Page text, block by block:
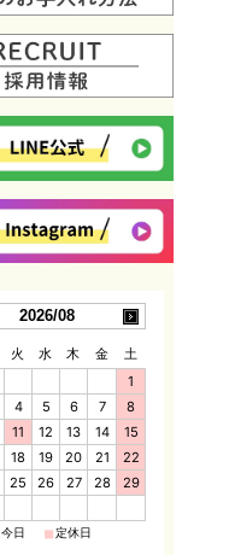
2026/08
火 水 木 金
土
1
4 5 6 7
8
11 12 13 14
15
18 19 20 21
22
25 26 27 28
29
今日 ■定休日